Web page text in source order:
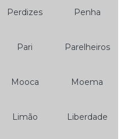
Perdizes Penha
Pari Parelheiros
Mooca Moema
Limão Liberdade